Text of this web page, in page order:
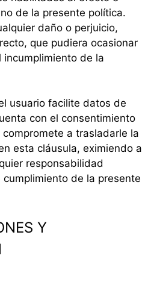
de la presente política.
daño o perjuicio,
que pudiera ocasionar
de la
usuario facilite datos de
con el consentimiento
a trasladarle la
esta cláusula, eximiendo a
responsabilidad
de la presente
Y